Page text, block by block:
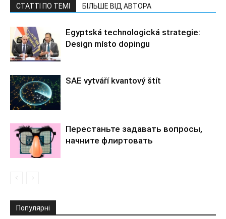
СТАТТІ ПО ТЕМІ БІЛЬШЕ ВІД АВТОРА
Egyptská technologická strategie:
Design místo dopingu
SAE vytváří kvantový štít
Перестаньте задавать вопросы,
начните флиртовать
Популярні